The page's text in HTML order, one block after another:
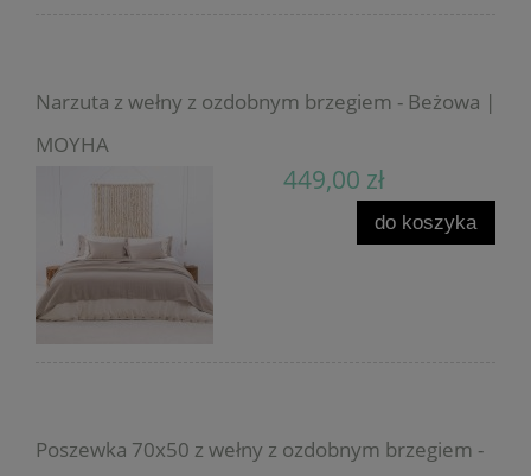
Narzuta z wełny z ozdobnym brzegiem - Beżowa |
MOYHA
449,00 zł
do koszyka
Poszewka 70x50 z wełny z ozdobnym brzegiem -